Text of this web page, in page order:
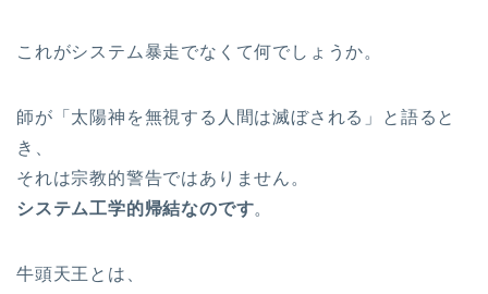
これがシステム暴走でなくて何でしょうか。
師が「太陽神を無視する人間は滅ぼされる」と語ると
き、
それは宗教的警告ではありません。
システム工学的帰結なのです。
牛頭天王とは、